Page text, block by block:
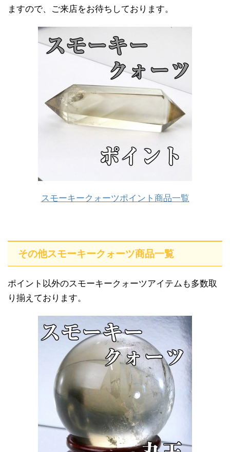
ますので、ご来店をお待ちしております。
スモーキークォーツポイント商品一覧
その他スモーキークォーツ商品一覧
ポイント以外のスモーキークォーツアイテムも多数取
り揃えております。